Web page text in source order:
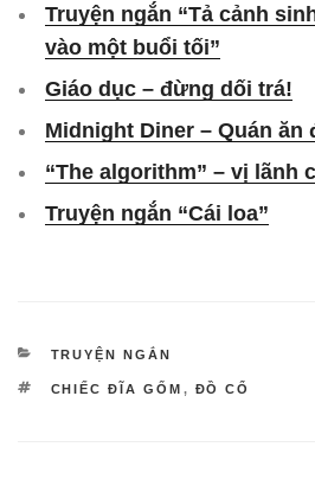
Truyện ngắn “Tả cảnh
vào một buổi tối”
Giáo dục – đừng dối trá!
Midnight Diner – Quán ăn
“The algorithm” – vị lãnh
Truyện ngắn “Cái loa”
DANH
TRUYỆN NGẮN
TAG
CHIẾC ĐĨA GỐM , ĐỒ CỔ